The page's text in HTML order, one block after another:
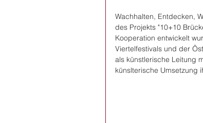
Wachhalten, Entdecken,
des Projekts "10+10
Kooperation entwickelt
Viertelfestivals und der
als künstlerische Leitung
künslterische Umsetzung